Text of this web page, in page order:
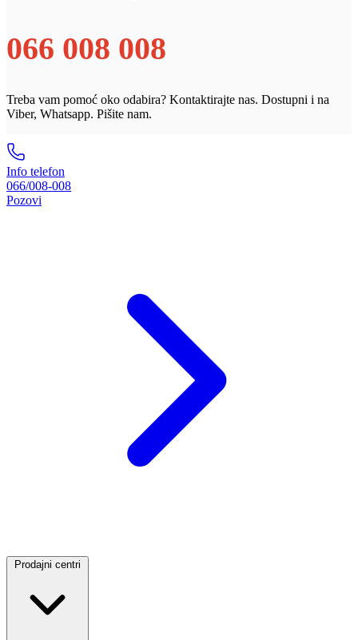
066 008 008
Treba vam pomoć oko odabira? Kontaktirajte nas. Dostupni i na
Viber, Whatsapp. Pišite nam.
Info telefon
066/008-008
Pozovi
Prodajni centri